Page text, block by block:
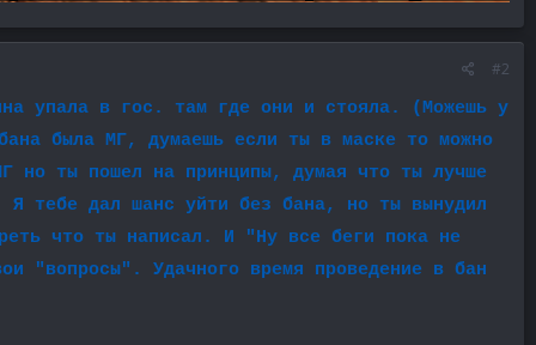
#2
упала в гос. там где они и стояла. (Можешь у
была МГ, думаешь если ты в маске то можно
но ты пошел на принципы, думая что ты лучше
тебе дал шанс уйти без бана, но ты вынудил
что ты написал. И "Ну все беги пока не
"вопросы". Удачного время проведение в бан